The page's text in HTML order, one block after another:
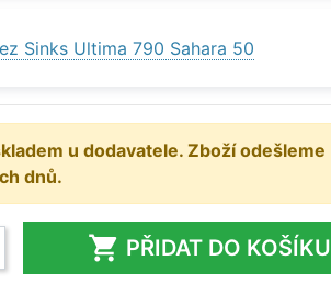
Sinks Ultima 790 Sahara 50
u dodavatele. Zboží odešleme
dnů.
 PŘIDAT DO KOŠÍKU